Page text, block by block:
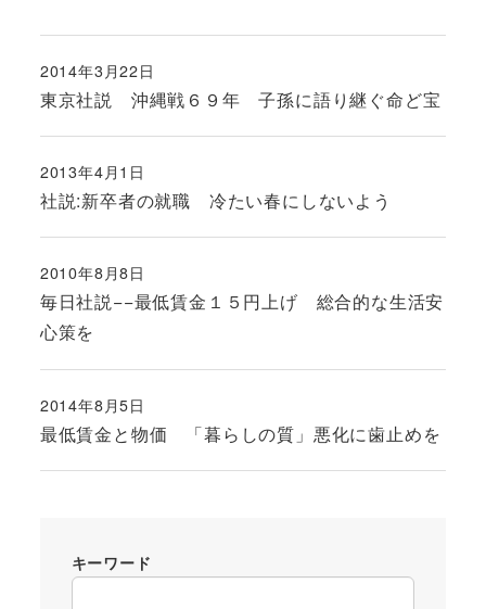
東京社説 沖縄戦６９年 子孫に語り継ぐ命ど宝
投稿日
2014年3月22日
社説:新卒者の就職 冷たい春にしないよう
投稿日
2013年4月1日
毎日社説−−最低賃金１５円上げ 総合的な生活安
心策を
投稿日
2010年8月8日
最低賃金と物価 「暮らしの質」悪化に歯止めを
投稿日
2014年8月5日
キーワード